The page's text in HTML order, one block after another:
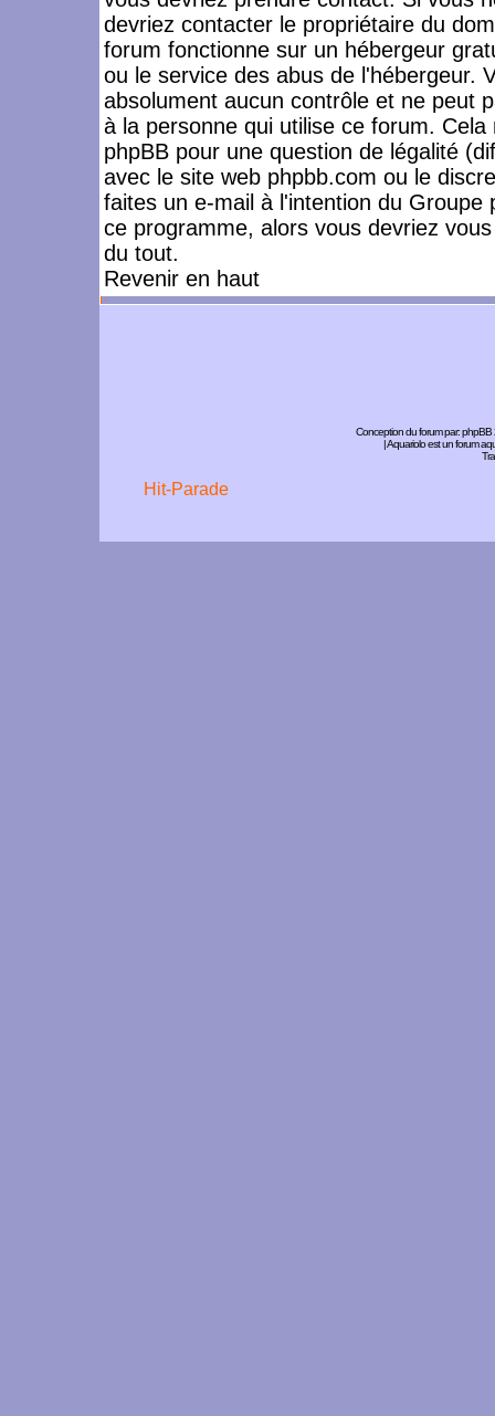
devriez contacter le propriétaire du
forum fonctionne sur un hébergeur
ou le service des abus de l'hébergeur.
absolument aucun contrôle et ne peut
à la personne qui utilise ce forum.
phpBB pour une question de légalité
avec le site web phpbb.com ou le
faites un e-mail à l'intention du
ce programme, alors vous devriez
du tout.
Revenir en haut
Conception du forum par:phpBB
| Aquariolo est un forum